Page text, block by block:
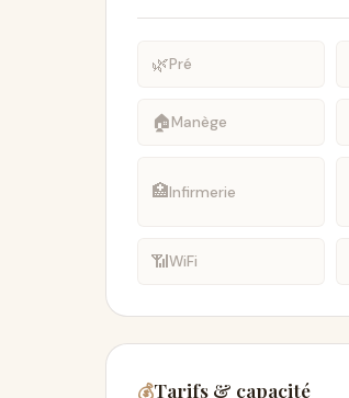
🌿Pré
🏠Manège
🏥Infirmerie
📶WiFi
💰Tarifs & capacité